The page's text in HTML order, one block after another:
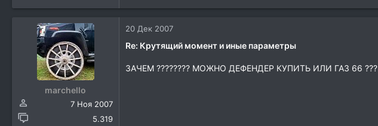
marchello
7 Ноя 2007
5.319
20 Дек 2007
Re: Крутящий момент и иные параметры
ЗАЧЕМ ???????? МОЖНО ДЕФЕНДЕР КУПИТЬ ИЛИ ГАЗ 66 ???